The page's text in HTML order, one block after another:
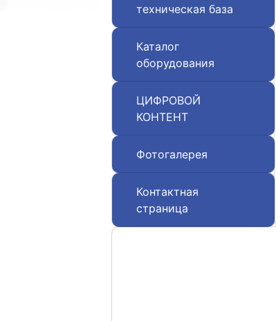
техническая база
Каталог
оборудования
ЦИФРОВОЙ
КОНТЕНТ
Фотогалерея
Контактная
страница